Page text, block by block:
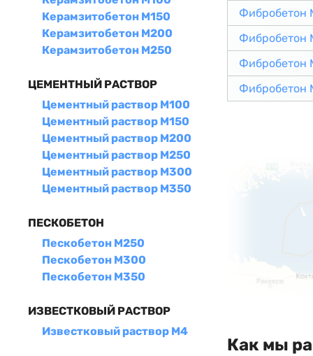
Керамзитобетон М150
Керамзитобетон М200
Керамзитобетон М250
ЦЕМЕНТНЫЙ РАСТВОР
Цементный раствор М100
Цементный раствор М150
Цементный раствор М200
Цементный раствор М250
Цементный раствор М300
Цементный раствор М350
ПЕСКОБЕТОН
Пескобетон М250
Пескобетон М300
Пескобетон М350
ИЗВЕСТКОВЫЙ РАСТВОР
Известковый раствор М4
Фибробетон
Фибробетон
Фибробетон
Фибробетон
Как мы